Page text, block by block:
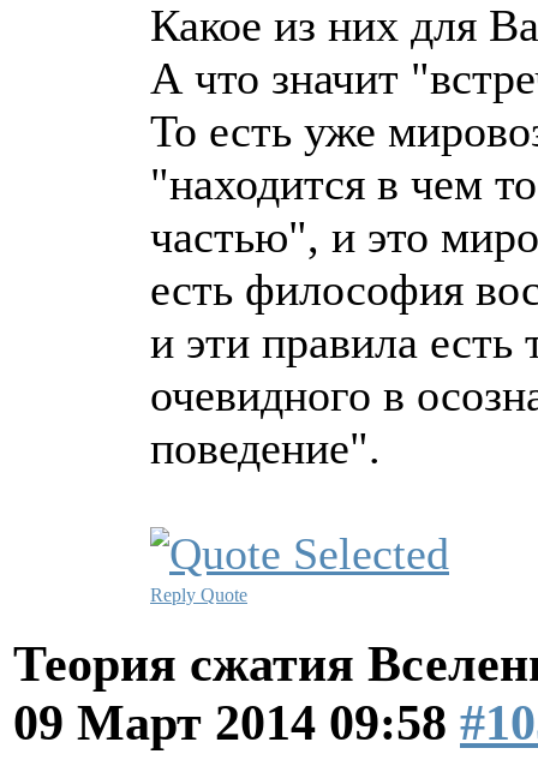
Какое из них для
А что значит
То есть уже
"находится в чем
частью", и это
есть философия
и эти правила
очевидного в
поведение".
Reply Quote
Теория сжатия
09 Март 2014 09:58